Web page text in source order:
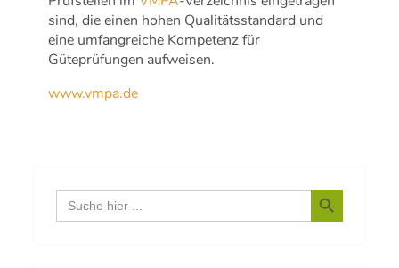
sind, die einen hohen Qualitätsstandard und
eine umfangreiche Kompetenz für
Güteprüfungen aufweisen.
www.vmpa.de
Search
for:
Search Button